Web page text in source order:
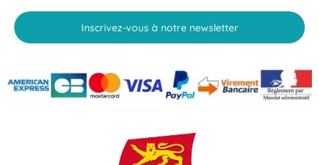
Inscrivez-vous à notre newsletter